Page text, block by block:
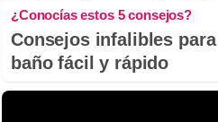
¿Conocías estos 5 consejos?
Consejos infalibles
baño fácil y rápido